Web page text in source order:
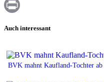
WhatsApp
Auch interessant
BVK mahnt Kaufland-Tochter ab